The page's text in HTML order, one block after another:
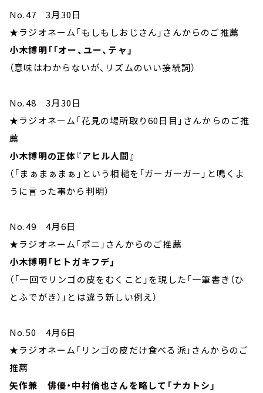
No.47 3月30日
★ラジオネーム「もしもしおじさん」さんからのご推薦
小木博明「「オー、ユー、テャ」
（意味はわからないが、リズムのいい接続詞）
No.48 3月30日
★ラジオネーム「花見の場所取り60日目」さんからのご推
薦
小木博明の正体『アヒル人間』
（「まぁまぁまぁ」という相槌を「ガーガーガー」と鳴くよ
うに言った事から判明）
No.49 4月6日
★ラジオネーム「ポニ」さんからのご推薦
小木博明「ヒトガキフデ」
（「一回でリンゴの皮をむくこと」を現した「一筆書き（ひ
とふでがき）」とは違う新しい例え）
No.50 4月6日
★ラジオネーム「リンゴの皮だけ食べる派」さんからのご
推薦
矢作兼 俳優・中村倫也さんを略して「ナカトシ」